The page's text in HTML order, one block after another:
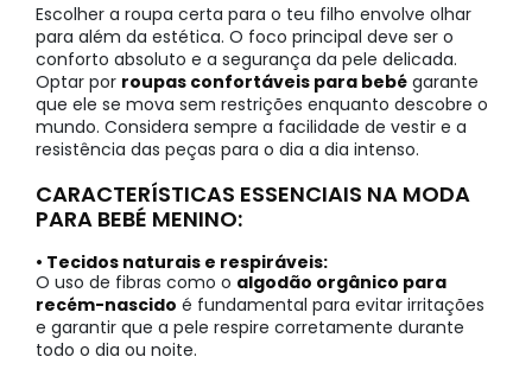
Escolher a roupa certa para o teu filho envolve olhar
para além da estética. O foco principal deve ser o
conforto absoluto e a segurança da pele delicada.
Optar por roupas confortáveis para bebé garante
que ele se mova sem restrições enquanto descobre o
mundo. Considera sempre a facilidade de vestir e a
resistência das peças para o dia a dia intenso.
CARACTERÍSTICAS ESSENCIAIS NA MODA
PARA BEBÉ MENINO:
• Tecidos naturais e respiráveis:
O uso de fibras como o algodão orgânico para
recém-nascido é fundamental para evitar irritações
e garantir que a pele respire corretamente durante
todo o dia ou noite.